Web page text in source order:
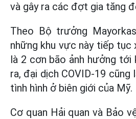
và gây ra các đợt gia tăng
Theo Bộ trưởng
những khu vực này tiếp tục
là 2 cơn bão ảnh hưởng tới
ra, đại dịch COVID-19
tình hình ở biên giới của Mỹ.
Cơ quan Hải quan và Bảo